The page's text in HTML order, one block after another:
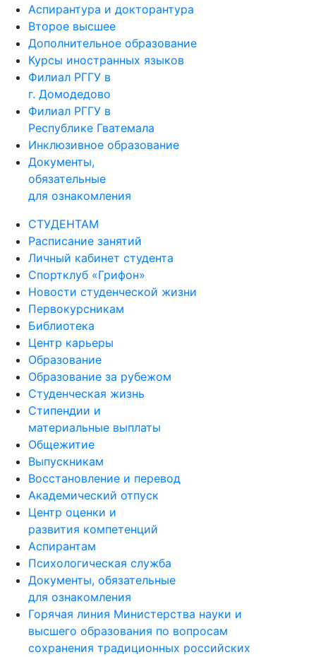
Аспирантура и докторантура
Второе высшее
Дополнительное образование
Курсы иностранных языков
Филиал РГГУ в
г. Домодедово
Филиал РГГУ в
Республике Гватемала
Инклюзивное образование
Документы,
обязательные
для ознакомления
СТУДЕНТАМ
Расписание занятий
Личный кабинет студента
Спортклуб «Грифон»
Новости студенческой жизни
Первокурсникам
Библиотека
Центр карьеры
Образование
Образование за рубежом
Студенческая жизнь
Стипендии и
материальные выплаты
Общежитие
Выпускникам
Восстановление и перевод
Академический отпуск
Центр оценки и
развития компетенций
Аспирантам
Психологическая служба
Документы, обязательные
для ознакомления
Горячая линия Министерства науки и
высшего образования по вопросам
сохранения традиционных российских